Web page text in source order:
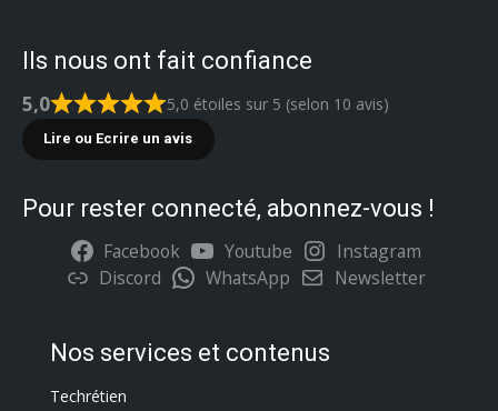
Ils nous ont fait confiance
5,0 5,0 étoiles sur 5 (selon 10 avis)
Lire ou Ecrire un avis
Pour rester connecté, abonnez-vous !
Facebook Youtube
Instagram
Discord
WhatsApp Newsletter
Nos services et contenus
Techrétien